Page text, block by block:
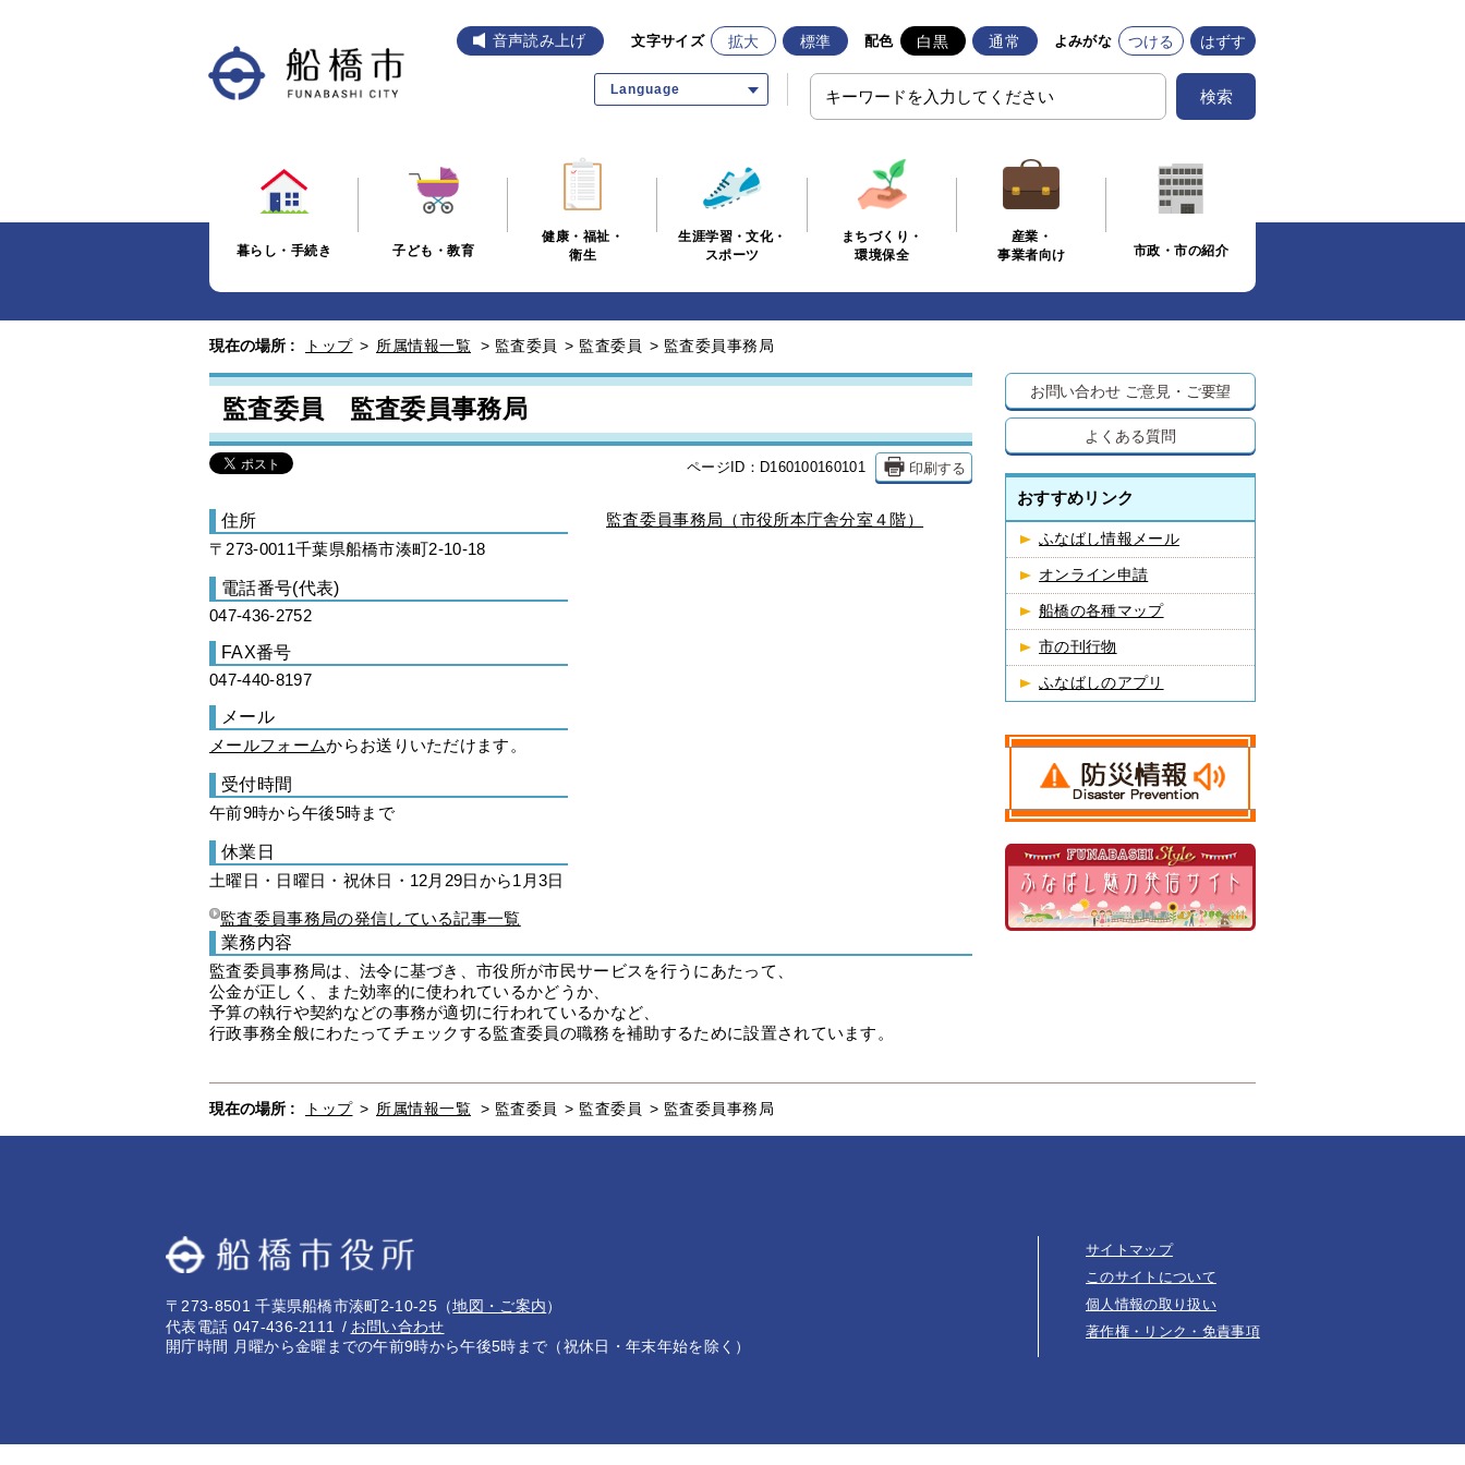
音声読み上げ 文字サイズ 拡大 標準 配色 白黒 通常 よみがな つける はずす
Language 検索
暮らし・手続き 子ども・教育
健康・福祉・
衛生
生涯学習・文化・
スポーツ
まちづくり・
環境保全
産業・
事業者向け
市政・市の紹介
現在の場所 : トップ > 所属情報一覧 > 監査委員 > 監査委員 > 監査委員事務局
監査委員 監査委員事務局
ページID：D160100160101 印刷する
監査委員事務局（市役所本庁舎分室４階）
住所
〒273-0011千葉県船橋市湊町2-10-18
電話番号(代表)
047-436-2752
FAX番号
047-440-8197
メール
メールフォームからお送りいただけます。
受付時間
午前9時から午後5時まで
休業日
土曜日・日曜日・祝休日・12月29日から1月3日
監査委員事務局の発信している記事一覧
業務内容
監査委員事務局は、法令に基づき、市役所が市民サービスを行うにあたって、
公金が正しく、また効率的に使われているかどうか、
予算の執行や契約などの事務が適切に行われているかなど、
行政事務全般にわたってチェックする監査委員の職務を補助するために設置されています。
お問い合わせ ご意見・ご要望
よくある質問
おすすめリンク
ふなばし情報メール
オンライン申請
船橋の各種マップ
市の刊行物
ふなばしのアプリ
現在の場所 : トップ > 所属情報一覧 > 監査委員 > 監査委員 > 監査委員事務局
〒273-8501 千葉県船橋市湊町2-10-25 （地図・ご案内）
代表電話 047-436-2111
お問い合わせ
開庁時間 月曜から金曜までの午前9時から午後5時まで（祝休日・年末年始を除く）
サイトマップ
このサイトについて
個人情報の取り扱い
著作権・リンク・免責事項